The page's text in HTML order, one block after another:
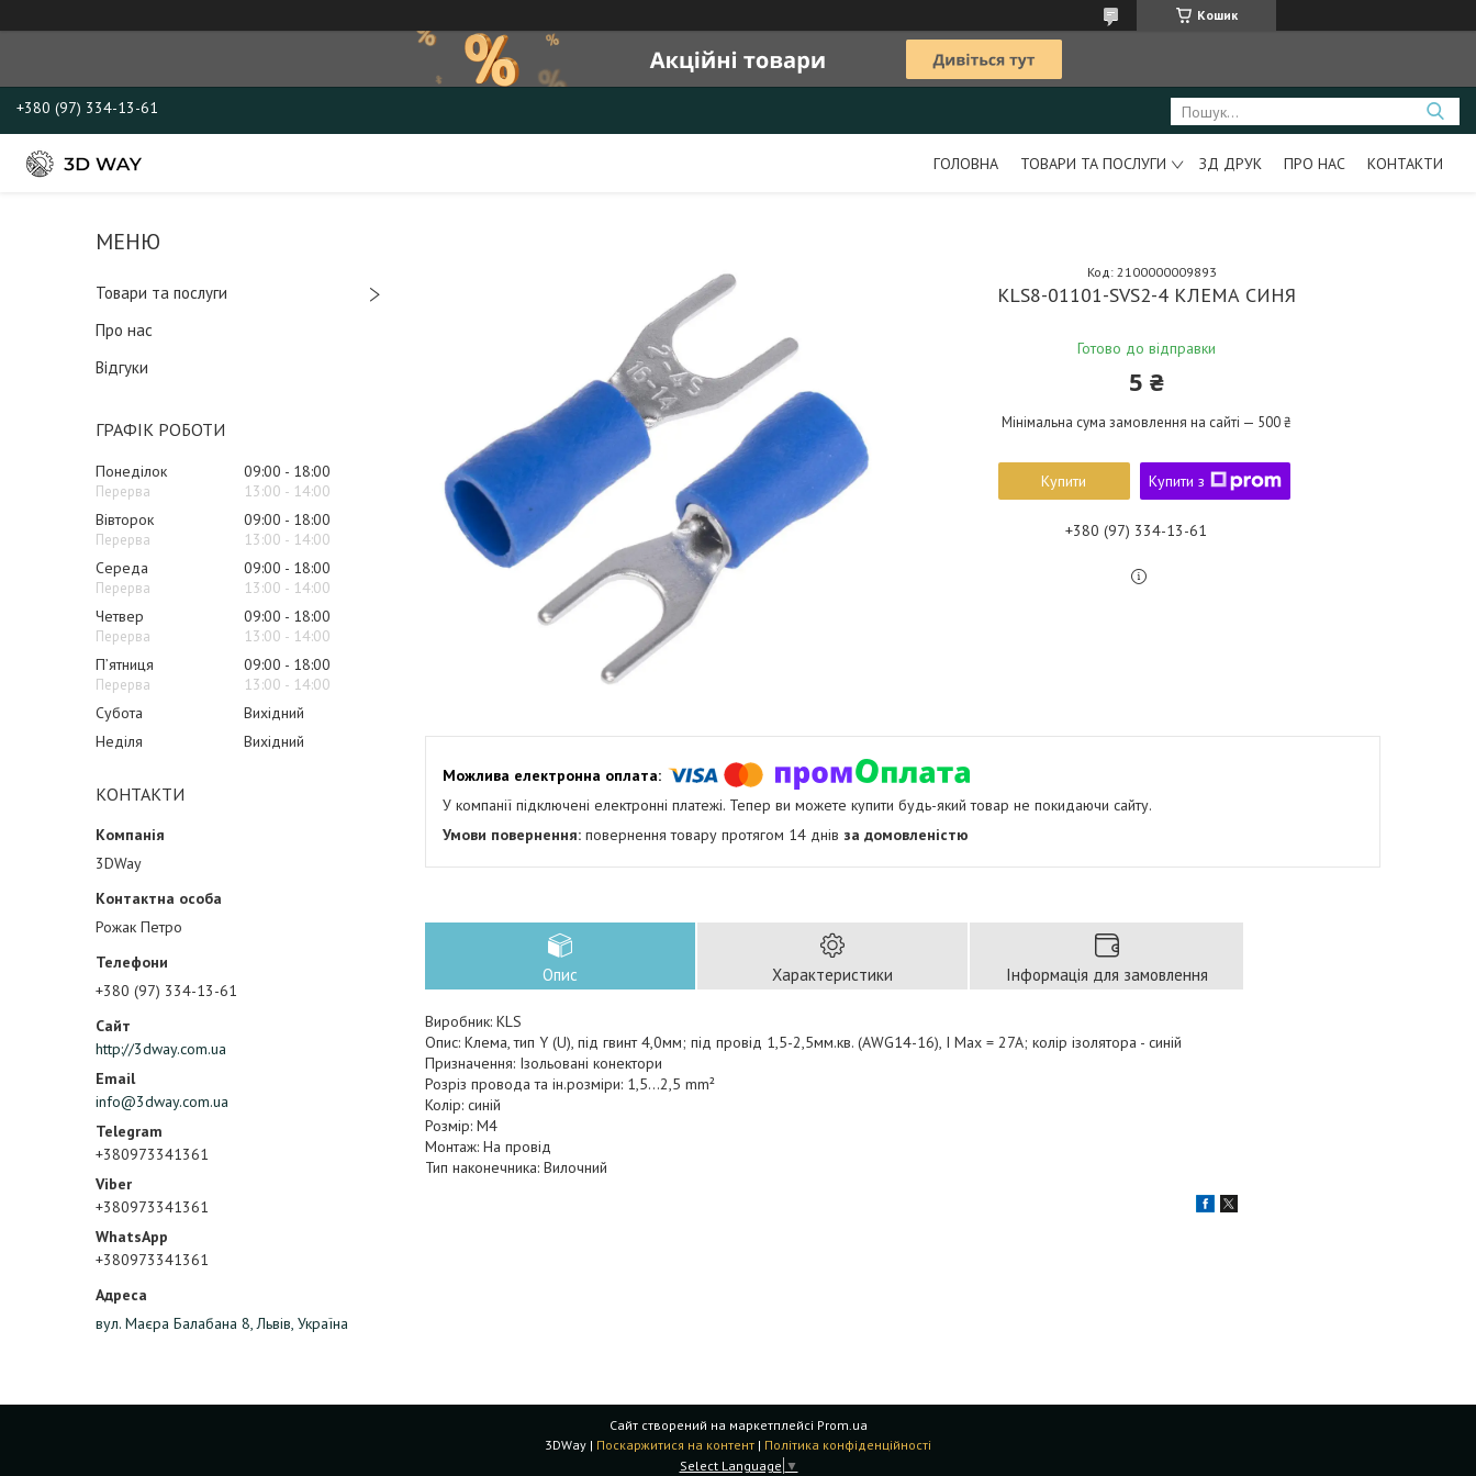
Кошик
+380 (97) 334-13-61
ГОЛОВНА ТОВАРИ ТА ПОСЛУГИ ЗД ДРУК ПРО НАС КОНТАКТИ
Товари та послуги
Про нас
Відгуки
ГРАФІК РОБОТИ
Понеділок 09:00
18:00
13:00
14:00
Вівторок
09:00
18:00
13:00
14:00
Середа
09:00
18:00
13:00
14:00
Четвер
09:00
18:00
13:00
14:00
Пʼятниця
09:00
18:00
13:00
14:00
Субота
Вихідний
Неділя
Вихідний
КОНТАКТИ
3DWay
Рожак Петро
+380 (97) 334-13-61
http://3dway.com.ua
info@3dway.com.ua
+380973341361
+380973341361
+380973341361
вул. Маєра Балабана 8, Львів, Україна
KLS8-01101-SVS2-4 КЛЕМА СИНЯ
Готово до відправки
Код:2100000009893
5 ₴
Мінімальна сума замовлення на сайті — 500 ₴
Купити Купити з
+380 (97) 334-13-61
У компанії підключені електронні платежі. Тепер ви можете купити будь-який товар не покидаючи сайту.
повернення товару протягом 14 днів за домовленістю
Опис Характеристики Інформація для замовлення
Виробник: KLS
Опис: Клема, тип Y (U), під гвинт 4,0мм; під провід 1,5-2,5мм.кв. (AWG14-16), I Max = 27A; колір ізолятора - синій
Призначення: Ізольовані конектори
Розріз провода та ін.розміри: 1,5...2,5 mm²
Колір: синій
Розмір: M4
Монтаж: На провід
Тип наконечника: Вилочний
Сайт створений на маркетплейсі Prom.ua
3DWay | Поскаржитися на контент | Політика конфіденційності
Select Language ▼